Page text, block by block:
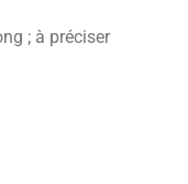
; à préciser